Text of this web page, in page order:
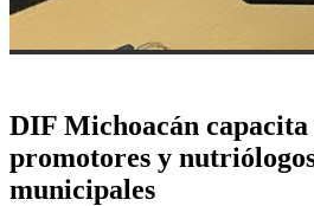
DIF Michoacán capacita
promotores y
municipales